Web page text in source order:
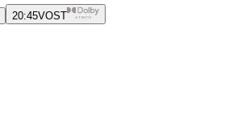
20:45VOST